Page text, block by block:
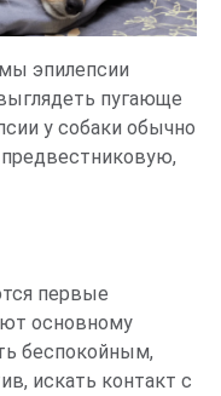
эпилепсии
пугающе
у собаки обычно
первые
основному
беспокойным,
искать контакт с